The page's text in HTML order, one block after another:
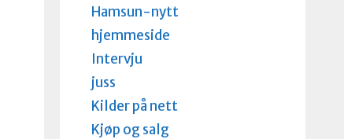
Hamsun-nytt
hjemmeside
Intervju
juss
Kilder på nett
Kjøp og salg